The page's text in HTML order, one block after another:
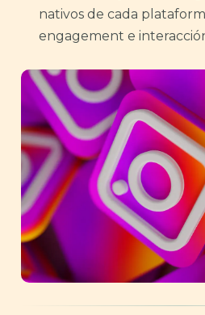
nativos de cada
engagement e